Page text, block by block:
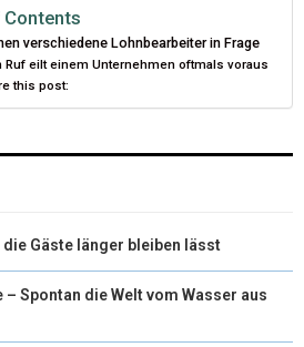
E
S N
verschiedene Lohnbearbeiter in Frage
Ruf eilt einem Unternehmen oftmals voraus
this post:
Gäste länger bleiben lässt
Spontan die Welt vom Wasser aus